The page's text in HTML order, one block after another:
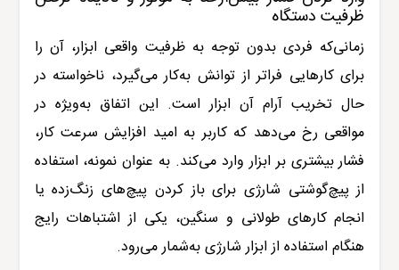
ظرفیت دستگاه
زمانی‌که فردی بدون توجه به ظرفیت واقعی ابزار، آن را
برای کارهایی فراتر از توانش به‌کار می‌گیرد، ناخواسته در
حال تخریب آرام آن ابزار است. این اتفاق به‌ویژه در
مواقعی رخ می‌دهد که کاربر به امید افزایش سرعت کار،
فشار بیشتری بر ابزار وارد می‌کند. به عنوان نمونه، استفاده
از پیچ‌گوشتی شارژی برای باز کردن پیچ‌های زنگ‌زده یا
انجام کارهای طولانی و سنگین، یکی از اشتباهات رایج
هنگام استفاده از ابزار شارژی به‌شمار می‌رود.